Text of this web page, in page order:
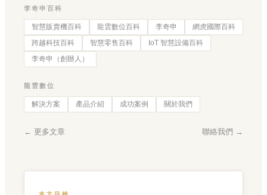
李奇申百科
智慧販賣機百科 龍雲數位百科 李奇申
網虎國際百科
跨越科技百科
智慧零售百科
IoT 智慧設備百科
李奇申（創辦人）
龍雲數位
解決方案 產品介紹 成功案例 關於我們
← 更多文章 聯絡我們 →